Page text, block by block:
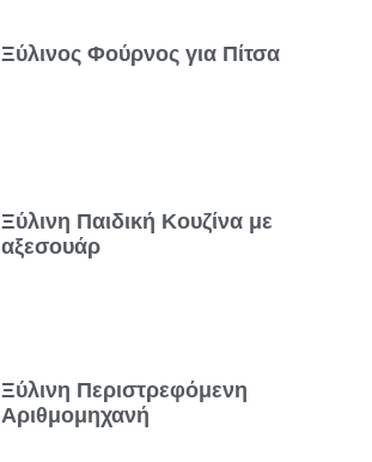
Ξύλινος Φούρνος για Πίτσα
Ξύλινη Παιδική Κουζίνα με
αξεσουάρ
Ξύλινη Περιστρεφόμενη
Αριθμομηχανή